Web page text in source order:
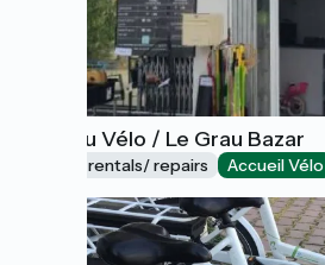
Le Grau Vélo / Le Grau Bazar
Bicycle rentals/ repairs Accueil Vélo